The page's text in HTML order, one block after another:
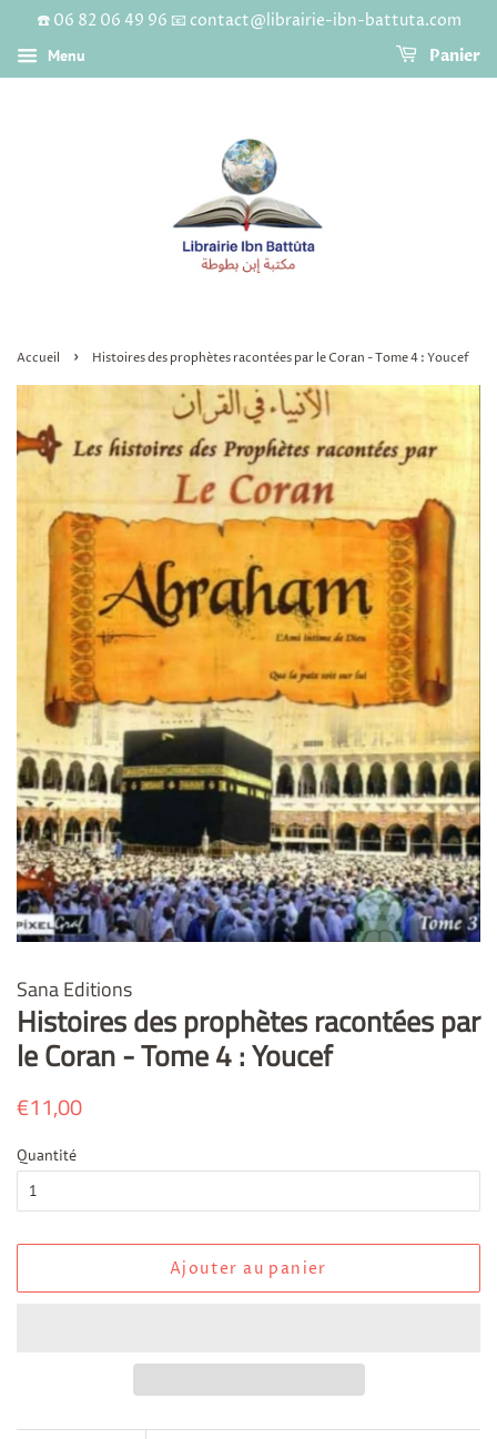
☎️ 06 82 06 49 96 📧 contact@librairie-ibn-battuta.com
Menu Panier
Accueil › Histoires des prophètes racontées par le Coran - Tome 4 : Youcef
Sana Editions
Histoires des prophètes racontées par
le Coran - Tome 4 : Youcef
Prix
€11,00
Quantité
Ajouter au panier